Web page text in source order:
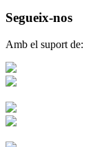
Segueix-nos
Amb el suport de: